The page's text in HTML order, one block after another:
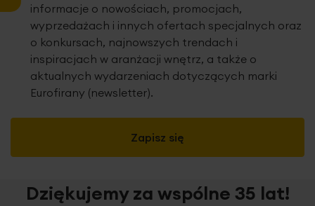
Zapisz się
informacje o nowościach, promocjach,
wyprzedażach i innych ofertach specjalnych oraz
o konkursach, najnowszych trendach i
inspiracjach w aranżacji wnętrz, a także o
aktualnych wydarzeniach dotyczących marki
Eurofirany (newsletter).
Dziękujemy za wspólne 35 lat!